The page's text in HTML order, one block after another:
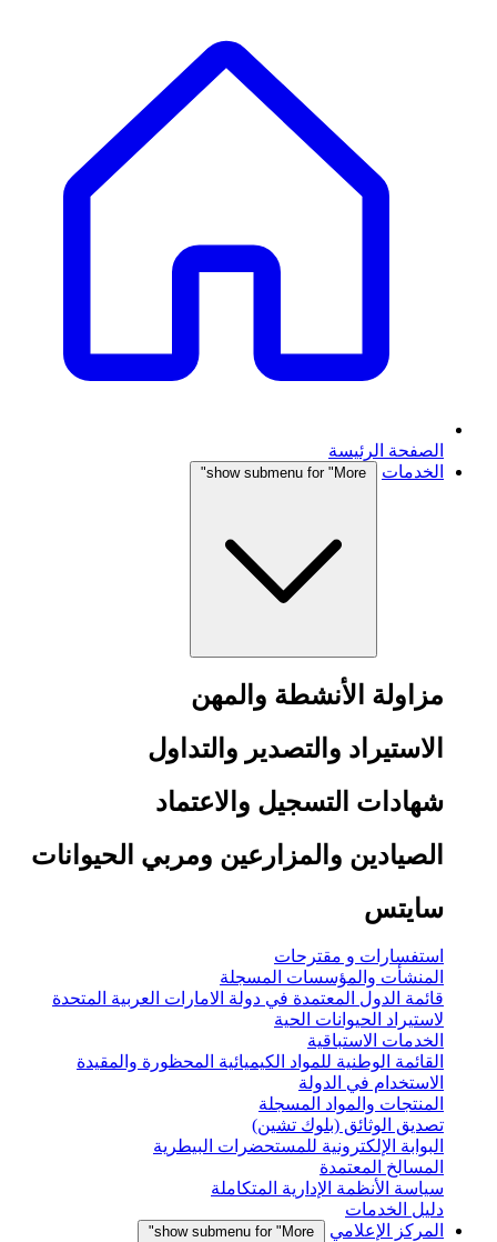
الصفحة الرئيسة
الخدمات
show submenu for "More"
مزاولة الأنشطة والمهن
الاستيراد والتصدير والتداول
شهادات التسجيل والاعتماد
الصيادين والمزارعين ومربي الحيوانات
سايتس
استفسارات و مقترحات
المنشأت والمؤسسات المسجلة
قائمة الدول المعتمدة في دولة الامارات العربية المتحدة
لاستيراد الحيوانات الحية
الخدمات الاستباقية
القائمة الوطنية للمواد الكيميائية المحظورة والمقيدة
الاستخدام في الدولة
المنتجات والمواد المسجلة
تصديق الوثائق (بلوك تشين)
البوابة الإلكترونية للمستحضرات البيطرية
المسالخ المعتمدة
سياسة الأنظمة الإدارية المتكاملة
دليل الخدمات
المركز الإعلامي
show submenu for "More"